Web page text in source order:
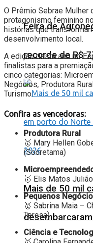
Feira de
recorde de R$
Mais de 50 mil
O Prêmio Sebrae Mulher
protagonismo feminino
histórias que
desenvolvimento local.
A edição deste ano no
finalistas para a
cinco categorias:
Negócios, Produtora
Turismo.
Confira as vencedoras:
Produtora Rural
🥇 Mary Hellen
(Sooretama)
🥇 Elis Matos
Pequenos
🥇 Sabrina Maia –
Teresa)
Ciência e